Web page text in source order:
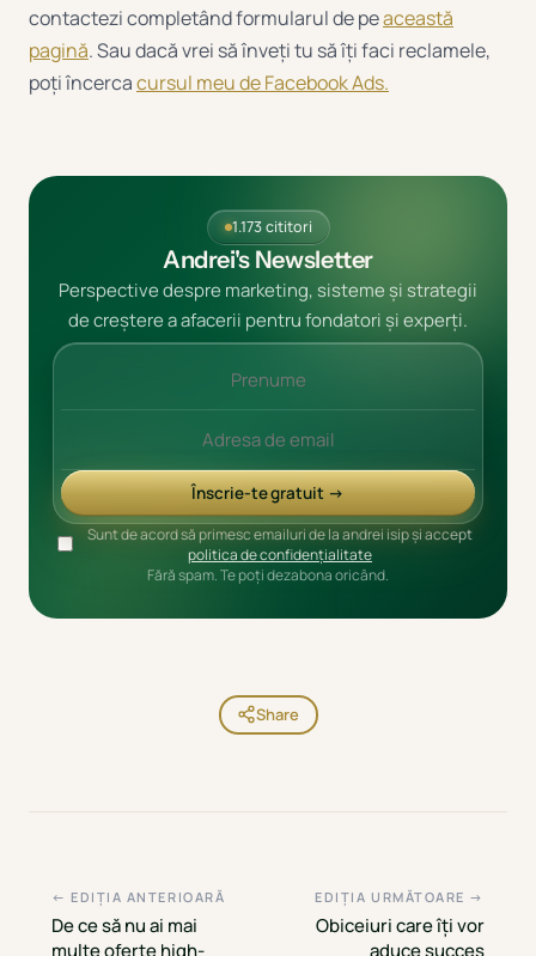
contactezi completând formularul de peaceastă
pagină. Sau dacă vrei să înveți tu să îți faci reclamele,
poți încercacursul meu de Facebook Ads.
1.173 cititori
Andrei's Newsletter
Perspective despre marketing, sisteme și strategii
de creștere a afacerii pentru fondatori și experți.
Înscrie-te gratuit →
Sunt de acord să primesc emailuri de la andrei isip și accept
politica de confidențialitate
Fără spam. Te poți dezabona oricând.
Share
← EDIȚIA ANTERIOARĂ
De ce să nu ai mai
multe oferte high-
EDIȚIA URMĂTOARE →
Obiceiuri care îți vor
aduce succes